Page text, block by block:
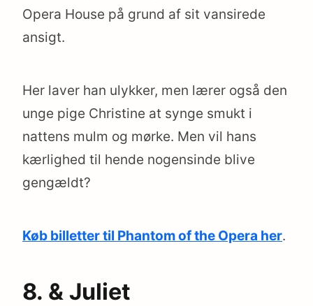
Opera House på grund af sit vansirede
ansigt.
Her laver han ulykker, men lærer også den
unge pige Christine at synge smukt i
nattens mulm og mørke. Men vil hans
kærlighed til hende nogensinde blive
gengældt?
Køb billetter til Phantom of the Opera her.
8. & Juliet